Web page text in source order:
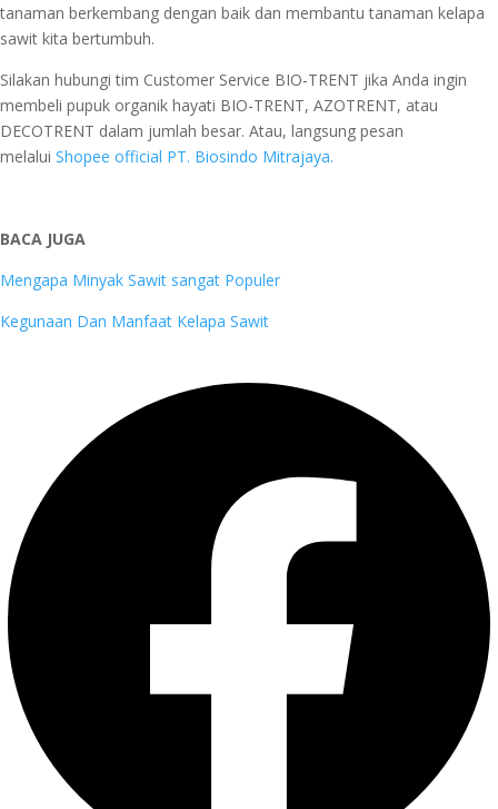
tanaman berkembang dengan baik dan membantu tanaman kelapa
sawit kita bertumbuh.
Silakan hubungi tim Customer Service BIO-TRENT jika Anda ingin
membeli pupuk organik hayati BIO-TRENT, AZOTRENT, atau
DECOTRENT dalam jumlah besar. Atau, langsung pesan
melalui Shopee official PT. Biosindo Mitrajaya.
BACA JUGA
Mengapa Minyak Sawit sangat Populer
Kegunaan Dan Manfaat Kelapa Sawit